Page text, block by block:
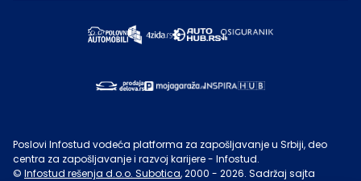
Poslovi Infostud vodeća platforma za zapošljavanje u Srbiji, deo
centra za zapošljavanje i razvoj karijere - Infostud.
© Infostud rešenja d.o.o. Subotica, 2000 - 2026. Sadržaj sajta